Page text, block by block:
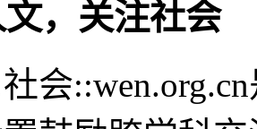
，关注社会
会